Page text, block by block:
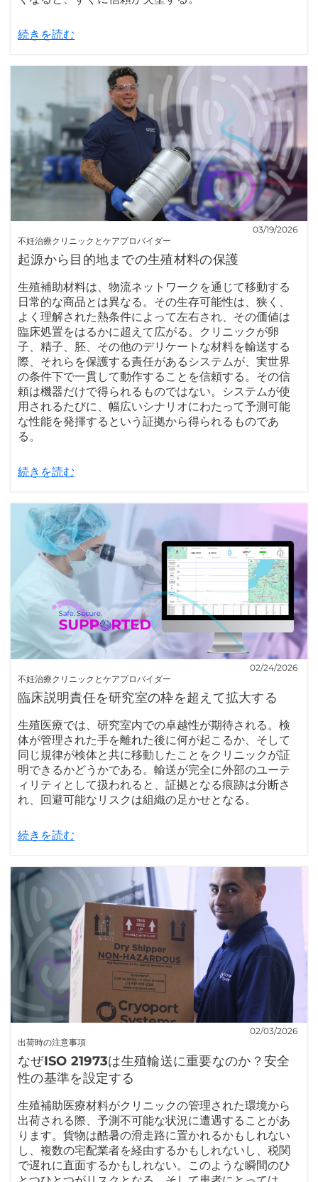
続きを読む
不妊治療クリニックとケアプロバイダー
03/19/2026
起源から目的地までの生殖材料の保護
生殖補助材料は、物流ネットワークを通じて移動する
日常的な商品とは異なる。その生存可能性は、狭く、
よく理解された熱条件によって左右され、その価値は
臨床処置をはるかに超えて広がる。クリニックが卵
子、精子、胚、その他のデリケートな材料を輸送する
際、それらを保護する責任があるシステムが、実世界
の条件下で一貫して動作することを信頼する。その信
頼は機器だけで得られるものではない。システムが使
用されるたびに、幅広いシナリオにわたって予測可能
な性能を発揮するという証拠から得られるものであ
る。
続きを読む
不妊治療クリニックとケアプロバイダー
02/24/2026
臨床説明責任を研究室の枠を超えて拡大する
生殖医療では、研究室内での卓越性が期待される。検
体が管理された手を離れた後に何が起こるか、そして
同じ規律が検体と共に移動したことをクリニックが証
明できるかどうかである。輸送が完全に外部のユーテ
ィリティとして扱われると、証拠となる痕跡は分断さ
れ、回避可能なリスクは組織の足かせとなる。
続きを読む
出荷時の注意事項
02/03/2026
なぜISO 21973は生殖輸送に重要なのか？安全
性の基準を設定する
生殖補助医療材料がクリニックの管理された環境から
出荷される際、予測不可能な状況に遭遇することがあ
ります。貨物は酷暑の滑走路に置かれるかもしれない
し、複数の宅配業者を経由するかもしれないし、税関
で遅れに直面するかもしれない。このような瞬間のひ